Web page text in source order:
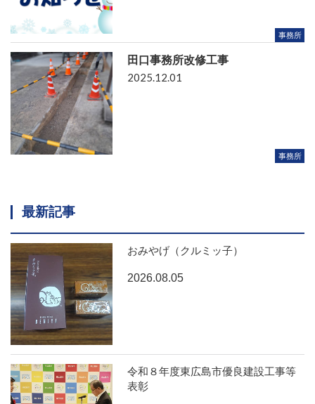
事務所
田口事務所改修工事
事務所
2025.12.01
最新記事
おみやげ（クルミッ子）
2026.08.05
令和８年度東広島市優良建設工事等
表彰